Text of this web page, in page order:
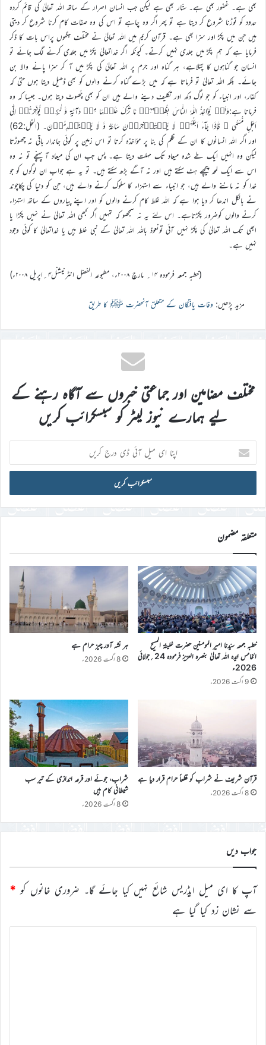
بھی ہے۔ غفور بھی ہے۔ ستّار بھی ہے لیکن جب انسان اصرار کے ساتھ اللہ تعالیٰ کی قائم کردہ
حدود کو توڑنا شروع کر دیتا ہے تو پھر اگر وہ چاہے تو اس کی وہ صفات کام کرنا شروع کر دیتی
ہیں جن میں پکڑ اور سزا بھی ہے۔ قرآن کریم میں اللہ تعالیٰ نے مختلف جگہوں پراس بات کا ذکر
فرمایا ہے کہ ہم پکڑ میں جلدی نہیں کرتے۔ کیونکہ اگر خداتعالیٰ پکڑ میں جلدی کرنے لگ جائے تو
انسان جو گناہوں کا پُتلاہے، ہر گناہ اور جرم پر اللہ تعالیٰ کی پکڑ میں آ کر سزا پانے والا بن
جائے۔ بلکہ اللہ تعالیٰ تو فرماتا ہے کہ میں بڑے گناہ کرنے والوں کو بھی ڈھیل دیتا ہوں حتیٰ کہ
کفار، اور انبیاء کو جو لوگ دکھ اور تکلیف دینے والے ہیں ان کو بھی چُھوٹ دیتا ہوں۔ جیسا کہ وہ
فرماتا ہے:وَلَوۡ یُؤَاخِذُ اللّٰہُ النَّاسَ بِظُلۡمِہِمۡ مَّا تَرَکَ عَلَیۡہَا مِنۡ دَآبَّۃٍ وَّ لٰکِنۡ یُّؤَخِّرُہُمۡ اِلٰۤی
اَجَلٍ مُّسَمًّی ۚ فَاِذَا جَآءَ اَجَلُہُمۡ لَا یَسۡتَاۡخِرُوۡنَ سَاعَۃً وَّ لَا یَسۡتَقۡدِمُوۡنَ۔ (النحل:62)
اور اگر اللہ انسانوں کا ان کے ظلم کی بنا پر مؤاخذہ کرتا تو اس زمین پر کوئی جاندار باقی نہ چھوڑتا
لیکن وہ انہیں ایک طے شدہ میعاد تک مہلت دیتا ہے۔ پس جب ان کی میعاد آ پہنچے تو نہ وہ
اس سے ایک لمحہ پیچھے ہٹ سکتے ہیں اور نہ آگے بڑھ سکتے ہیں۔ تو یہ ہے جواب ان لوگوں کو جو
خدا کو نہ ماننے والے ہیں، جو انبیاء سے استہزاء کا سلوک کرنے والے ہیں، جن کو دنیا کی چکاچوند
نے بالکل اندھا کر دیا ہوا ہے کہ اللہ غلط کام کرنے والوں کو اور اپنے پیاروں کے ساتھ استہزاء
کرنے والوں کوضرور پکڑتاہے۔ اس لئے یہ نہ سمجھو کہ تمہیں اگر کبھی اللہ تعالیٰ نے نہیں پکڑا یا
ابھی تک اللہ تعالیٰ کی پکڑ نہیں آئی تونعوذ باللہ اللہ تعالیٰ کے نبی غلط ہیں یا خداتعالیٰ کا کوئی وجود
نہیں ہے۔
(خطبہ جمعہ فرمودہ ۱۴؍ مارچ ۲۰۰۸ء، مطبوعہ الفضل انٹرنیشنل۴؍اپریل ۲۰۰۸ء)
مزید پڑھیں: وفات یافتگان کے متعلق آنحضرت ﷺ کا طریق
مختلف مضامین اور جماعتی خبروں سے آگاہ رہنے کے
لیے ہمارے نیوز لیٹر کو سبسکرائب کریں
اپنا
ای
میل
ڈی
درج
کریں
متعلقہ مضمون
خطبہ جمعہ سیّدنا امیر المومنین حضرت خلیفۃ المسیح
الخامس ایّدہ اللہ تعالیٰ بنصرہ العزیز فرمودہ 24؍جولائی
2026ء
9 اگست 2026ء
ہر نشہ آور چیز حرام ہے
8 اگست 2026ء
قرآن شریف نے شراب کو قطعاً حرام قرار دیا ہے
8 اگست 2026ء
شراب، جوئے اور قرعہ اندازی کے تیر سب
شیطانی کام ہیں
8 اگست 2026ء
جواب دیں
آپ کا ای میل ایڈریس شائع نہیں کیا جائے گا۔ ضروری خانوں کو *
سے نشان زد کیا گیا ہے